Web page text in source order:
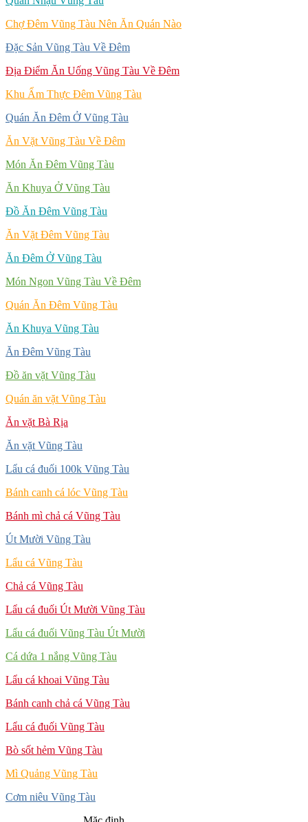
Chợ Đêm Vũng Tàu Nên Ăn Quán Nào
Đặc Sản Vũng Tàu Về Đêm
Địa Điểm Ăn Uống Vũng Tàu Về Đêm
Khu Ẩm Thực Đêm Vũng Tàu
Quán Ăn Đêm Ở Vũng Tàu
Ăn Vặt Vũng Tàu Về Đêm
Món Ăn Đêm Vũng Tàu
Ăn Khuya Ở Vũng Tàu
Đồ Ăn Đêm Vũng Tàu
Ăn Vặt Đêm Vũng Tàu
Ăn Đêm Ở Vũng Tàu
Món Ngon Vũng Tàu Về Đêm
Quán Ăn Đêm Vũng Tàu
Ăn Khuya Vũng Tàu
Ăn Đêm Vũng Tàu
Đồ ăn vặt Vũng Tàu
Quán ăn vặt Vũng Tàu
Ăn vặt Bà Rịa
Ăn vặt Vũng Tàu
Lẩu cá đuối 100k Vũng Tàu
Bánh canh cá lóc Vũng Tàu
Bánh mì chả cá Vũng Tàu
Út Mười Vũng Tàu
Lẩu cá Vũng Tàu
Chả cá Vũng Tàu
Lẩu cá đuối Út Mười Vũng Tàu
Lẩu cá đuối Vũng Tàu Út Mười
Cá dứa 1 nắng Vũng Tàu
Lẩu cá khoai Vũng Tàu
Bánh canh chả cá Vũng Tàu
Lẩu cá đuối Vũng Tàu
Bò sốt hẻm Vũng Tàu
Mì Quảng Vũng Tàu
Cơm niêu Vũng Tàu